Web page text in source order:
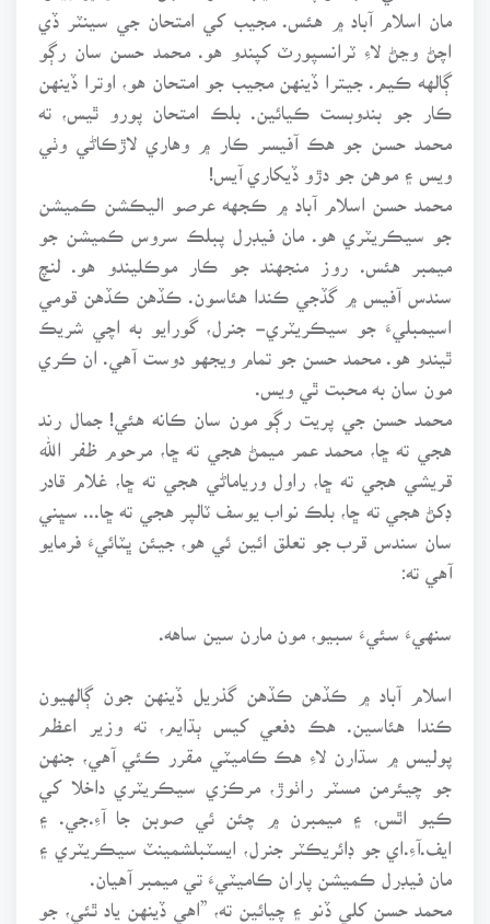
مان اسلام آباد ۾ هئس. مجيب کي امتحان جي سينٽر ڏي
اچڻ وڃڻ لاءِ ٽرانسپورٽ کپندو هو. محمد حسن سان رڳو
ڳالهه ڪيم. جيترا ڏينهن مجيب جو امتحان هو، اوترا ڏينهن
ڪار جو بندوبست ڪيائين. بلڪ امتحان پورو ٿيس، ته
محمد حسن جو هڪ آفيسر ڪار ۾ وهاري لاڙڪاڻي وٺي
ويس ۽ موهن جو دڙو ڏيکاري آيس!
محمد حسن اسلام آباد ۾ ڪجهه عرصو اليڪشن ڪميشن
جو سيڪريٽري هو. مان فيڊرل پبلڪ سروس ڪميشن جو
ميمبر هئس. روز منجهند جو ڪار موڪليندو هو. لنچ
سندس آفيس ۾ گڏجي ڪندا هئاسون. ڪڏهن ڪڏهن قومي
اسيمبليءَ جو سيڪريٽري- جنرل، گورايو به اچي شريڪ
ٿيندو هو. محمد حسن جو تمام ويجهو دوست آهي. ان ڪري
مون سان به محبت ٿي ويس.
محمد حسن جي پريت رڳو مون سان ڪانه هئي! جمال رند
هجي ته ڇا، محمد عمر ميمڻ هجي ته ڇا، مرحوم ظفر الله
قريشي هجي ته ڇا، راول ورياماڻي هجي ته ڇا، غلام قادر
ڊکڻ هجي ته ڇا، بلڪ نواب يوسف ٽالپر هجي ته ڇا... سڀني
سان سندس قرب جو تعلق ائين ئي هو، جيئن ڀٽائيءَ فرمايو
آهي ته:
سنهيءَ سئيءَ سبيو، مون مارن سين ساهه.
اسلام آباد ۾ ڪڏهن ڪڏهن گذريل ڏينهن جون ڳالهيون
ڪندا هئاسين. هڪ دفعي کيس ٻڌايم، ته وزير اعظم
پوليس ۾ سڌارن لاءِ هڪ ڪاميٽي مقرر ڪئي آهي، جنهن
جو چيئرمن مسٽر راٺوڙ، مرڪزي سيڪريٽري داخلا کي
ڪيو اٿس، ۽ ميمبرن ۾ چئن ئي صوبن جا آءِ.جي. ۽
ايف.آءِ.اي جو ڊائريڪٽر جنرل، ايسٽبلشمينٽ سيڪريٽري ۽
مان فيڊرل ڪميشن پاران ڪاميٽيءَ تي ميمبر آهيان.
محمد حسن کلي ڏنو ۽ چيائين ته، ”اهي ڏينهن ياد ٿئي، جو